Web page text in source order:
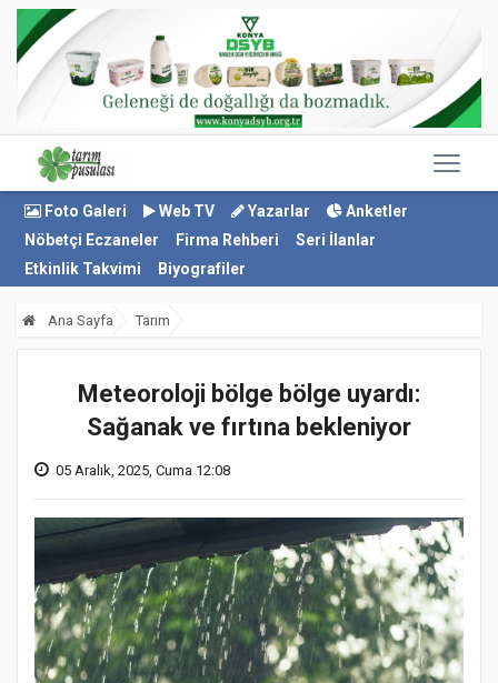
Foto Galeri Web TV Yazarlar
Anketler
Nöbetçi Eczaneler
Firma Rehberi
Seri İlanlar
Etkinlik Takvimi
Biyografiler
Ana Sayfa Tarım
Meteoroloji bölge bölge uyardı:
Sağanak ve fırtına bekleniyor
05 Aralık, 2025, Cuma 12:08